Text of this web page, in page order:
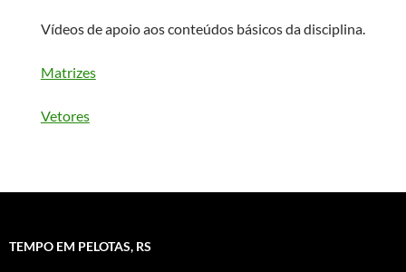
Vídeos de apoio aos conteúdos básicos da disciplina.
Matrizes
Vetores
TEMPO EM PELOTAS, RS